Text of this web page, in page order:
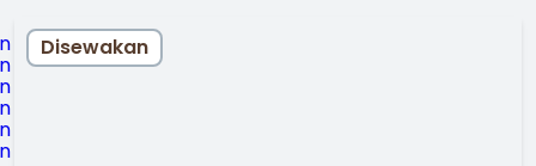
Disewakan